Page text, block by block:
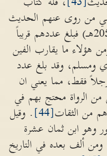
من روى عنهم الحديث
من زمان الصحابة الى (سنة 205هـ) فبلغ عددهم قريباً
ومن هؤلاء ما يقارب الفين
ومسلم، وقد بلغ عدد
النقاد (226) رجلاً فقط، مما يعني ان
من الرواة محتج بهم في
من الثقات[44]
. وقيل
وهو ابن ثمان عشرة
ألف بعده في التاريخ